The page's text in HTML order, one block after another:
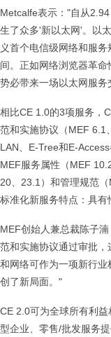
Metcalfe表示："自从
生了众多'新以太网'。以
义首个电信级网络和服
间。正如网络浏览器革
势必带来一场以太网服
相比CE 1.0的3项服务，
范和实施协议（MEF 6.1
LAN、E-Tree和E-
MEF服务属性（MEF
20、23.1）和管理规范
标准化新服务特点：具有
MEF创始人兼总裁陈子
范和实施协议通过审批
和网络可作为一项新行
创了新局面。"
CE 2.0可为全球所有利
型企业、零售/批发服务